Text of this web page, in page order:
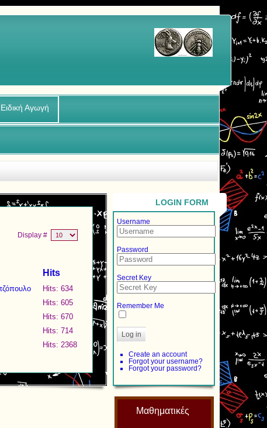
Ειδική Αγωγή
Display #
Hits
Hits: 634
Hits: 605
Hits: 670
Hits: 714
Hits: 2368
LOGIN FORM
Username
Password
Secret Key
Remember Me
Log in
Create an account
Forgot your username?
Forgot your password?
Μαθηματικές